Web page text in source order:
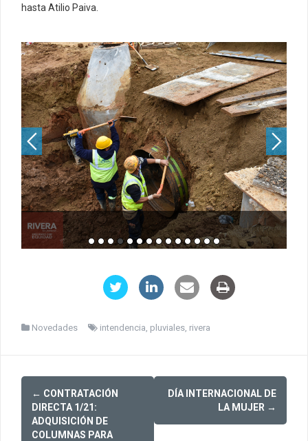
hasta Atilio Paiva.
Novedades intendencia pluviales rivera
Post
navigation
← CONTRATACIÓN
DIRECTA 1/21:
ADQUISICIÓN DE
COLUMNAS PARA
DÍA INTERNACIONAL DE
LA MUJER →